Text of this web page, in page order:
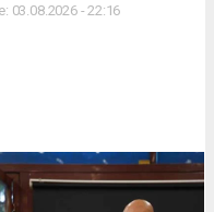
03.08.2026 - 22:16